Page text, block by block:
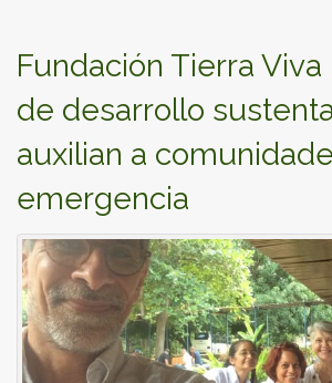
Fundación Tierra Viva
de desarrollo
auxilian a
emergencia